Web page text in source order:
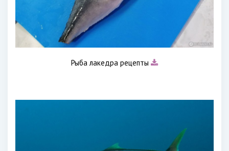
Рыба лакедра рецепты